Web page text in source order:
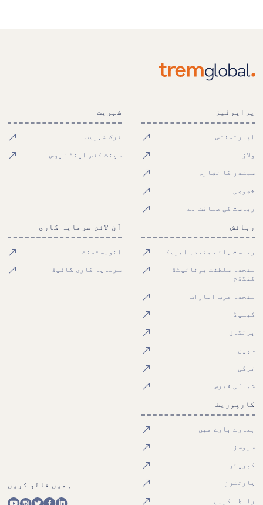
پراپرٹیز
اپارٹمنٹس
ولاز
سمندر کا نظارہ
خصوصی
ریاست کی ضمانت ہے
شہریت
ترک شہریت
سینٹ کٹس اینڈ نیوس
رہائش
ریاست ہائے متحدہ امریکہ
متحدہ سلطنت یونائیٹڈ
کنگڈم
متحدہ عرب امارات
کینیڈا
پرتگال
سپین
ترکی
شمالی قبرص
آن لائن سرمایہ کاری
انویسٹمنٹ
سرمایہ کاری گائیڈ
کارپوریٹ
ہمارے بارے میں
سروسز
کیریئر
پارٹنرز
رابطہ کریں
ہمیں فالو کریں